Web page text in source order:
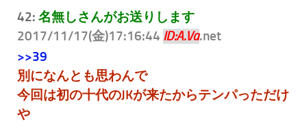
42: 名無しさんがお送りします
2017/11/17(金)17:16:44 ID:A.Va.net
>>39
別になんとも思わんで
今回は初の十代のJKが来たからテンパっただけ
や